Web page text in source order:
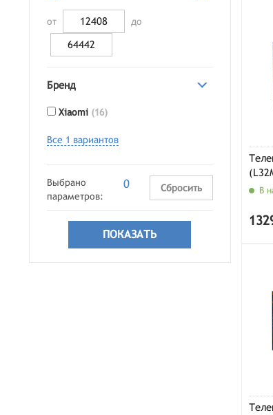
от до
Бренд
Xiaomi (16)
Все 1 вариантов
Выбрано
параметров:
0 Сбросить В